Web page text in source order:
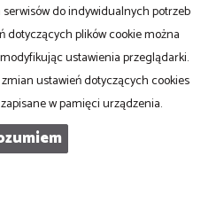
do indywidualnych potrzeb
dotyczących plików cookie można
ustawienia przeglądarki.
ustawień dotyczących cookies
w pamięci urządzenia.